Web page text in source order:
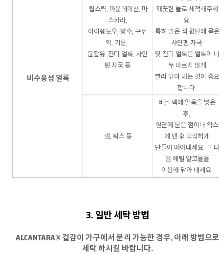
비수용성 얼룩
립스틱, 파운데이션, 마
스카라,
아이쉐도우, 향수, 구두
약, 기름,
윤활유, 잔디 얼룩, 사인
펜 자국 등
깨끗한 물로 세척해주세
요.
특히 밝은 색 원단에 묻은
사인펜 자국
및 잔디 얼룩은 얼룩이 너
무 마르지 않게
빨리 닦아 내는 것이 중요
합니다.
껌, 왁스 등
비닐 팩에 얼음을 넣은
후,
원단에 묻은 껌이나 왁스
에 댄 후 딱딱하게
만들어 떼어내세요. 그 다
음 에틸 알코올을
이용해 닦아 내세요
3. 일반 세탁 방법
ALCANTARA® 겉감이 가구에서 분리 가능한 경우, 아래 방법으로
세탁 하시길 바랍니다.